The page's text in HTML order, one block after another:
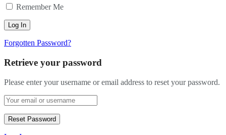
Remember Me
Forgotten Password?
Retrieve your password
Please enter your username or email address to reset your password.